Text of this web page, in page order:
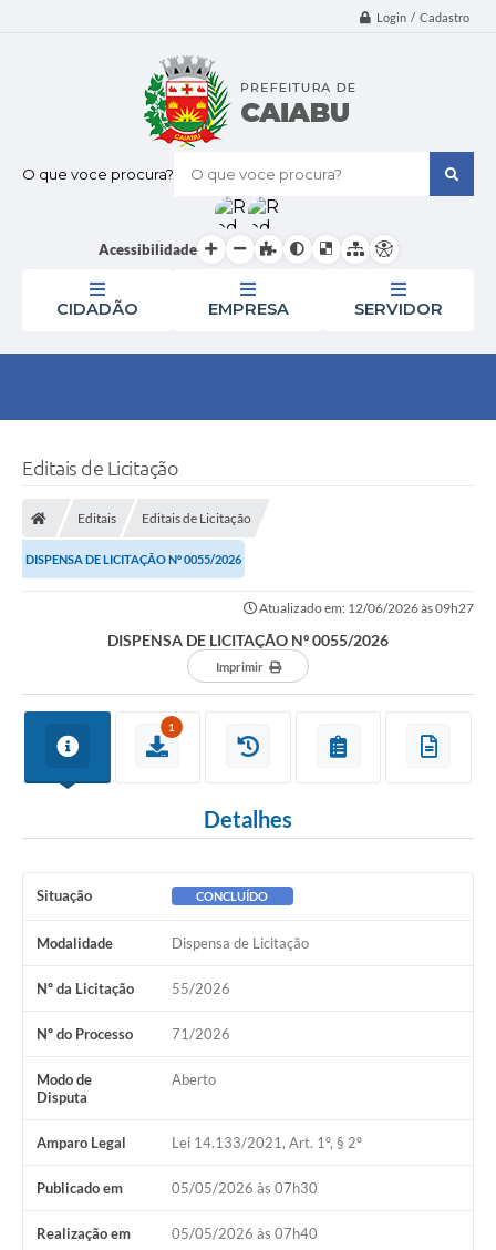
Login / Cadastro
O que voce procura?
Acessibilidade
CIDADÃO EMPRESA SERVIDOR
Editais de Licitação
Editais Editais de Licitação
DISPENSA DE LICITAÇÃO Nº 0055/2026
Atualizado em: 12/06/2026 às 09h27
DISPENSA DE LICITAÇÃO Nº 0055/2026
Imprimir
1
Detalhes
Situação CONCLUÍDO
Modalidade Dispensa de Licitação
Nº da Licitação 55/2026
Nº do Processo 71/2026
Modo de
Disputa
Aberto
Amparo Legal Lei 14.133/2021, Art. 1º, § 2º
Publicado em 05/05/2026 às 07h30
Realização em 05/05/2026 às 07h40